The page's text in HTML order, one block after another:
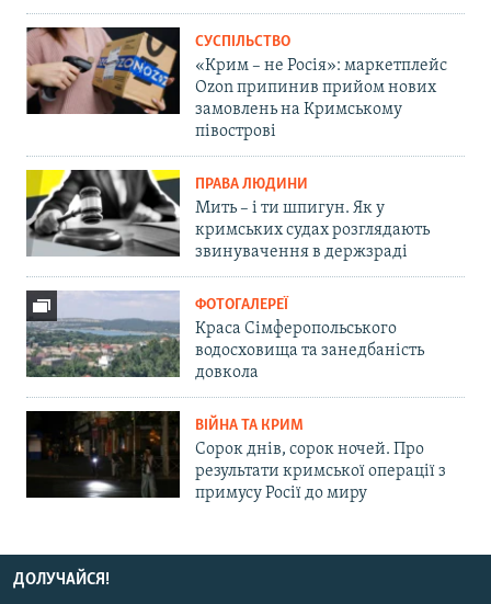
СУСПІЛЬСТВО
«Крим – не Росія»: маркетплейс
Ozon припинив прийом нових
замовлень на Кримському
півострові
ПРАВА ЛЮДИНИ
Мить – і ти шпигун. Як у
кримських судах розглядають
звинувачення в держзраді
ФОТОГАЛЕРЕЇ
Краса Сімферопольського
водосховища та занедбаність
довкола
ВІЙНА ТА КРИМ
Сорок днів, сорок ночей. Про
результати кримської операції з
примусу Росії до миру
ДОЛУЧАЙСЯ!